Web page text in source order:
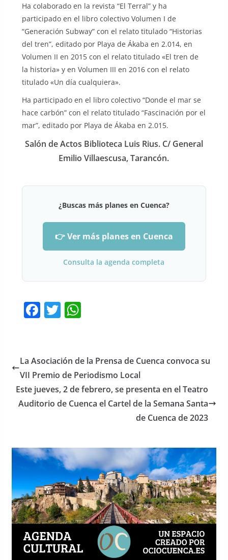
Ha colaborado en la revista “El Terral” y ha
participado en el libro colectivo Volumen I de
“Generación Subway” con el relato titulado “Historias
del tren”, editado por Playa de Ákaba en 2.014, en
Volumen II en 2015 con el relato titulado «El tren de
la historia» y en Volumen III en 2016 con el relato
titulado «Un día cualquiera».
Ha participado en el libro colectivo “Donde el mar se
hace carbón” con el relato titulado “Fascinación por el
mar”, editado por Playa de Ákaba en 2.015.
Salón de Actos Biblioteca Luis Rius. C/ General
Emilio Villaescusa, Tarancón.
¿Buscas más planes en Cuenca?
👉 Ver más planes en Cuenca
Consulta la agenda completa
F
e
b
o
o
T
er
W
s
A
p
p
La Asociación de la Prensa de Cuenca convoca su
VII Premio de Periodismo Local
Este jueves, 2 de febrero, se presenta en el Teatro
Auditorio de Cuenca el Cartel de la Semana Santa
de Cuenca de 2023